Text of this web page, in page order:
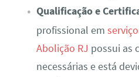
Qualificação e
profissional em
Abolição RJ possui as
necessárias e está